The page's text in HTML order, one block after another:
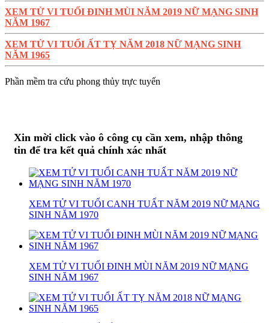
XEM TỬ VI TUỔI ĐINH MÙI NĂM 2019 NỮ MẠNG SINH
NĂM 1967
XEM TỬ VI TUỔI ẤT TỴ NĂM 2018 NỮ MẠNG SINH
NĂM 1965
Phần mềm tra cứu phong thủy trực tuyến
Xin mời click vào ô công cụ cần xem, nhập thông
tin để tra kết quả chính xác nhất
XEM TỬ VI TUỔI CANH TUẤT NĂM 2019 NỮ MẠNG
SINH NĂM 1970
XEM TỬ VI TUỔI ĐINH MÙI NĂM 2019 NỮ MẠNG
SINH NĂM 1967